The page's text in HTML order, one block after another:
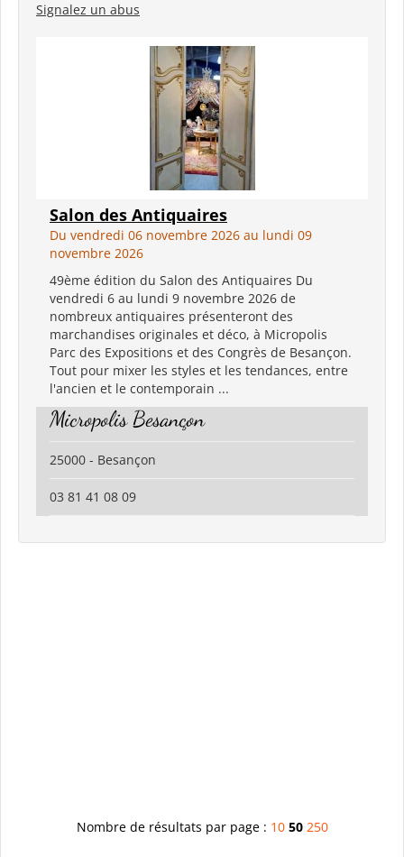
Signalez un abus
Salon des Antiquaires
Du vendredi 06 novembre 2026 au lundi 09
novembre 2026
49ème édition du Salon des Antiquaires Du
vendredi 6 au lundi 9 novembre 2026 de
nombreux antiquaires présenteront des
marchandises originales et déco, à Micropolis
Parc des Expositions et des Congrès de Besançon.
Tout pour mixer les styles et les tendances, entre
l'ancien et le contemporain ...
Micropolis Besançon
25000 - Besançon
03 81 41 08 09
Nombre de résultats par page : 10 50 250